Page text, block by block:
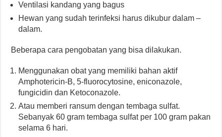
Ventilasi kandang yang bagus
Hewan yang sudah terinfeksi harus dikubur dalam –
dalam.
Beberapa cara pengobatan yang bisa dilakukan.
Menggunakan obat yang memiliki bahan aktif
Amphotericin-B, 5-fluorocytosine, eniconazole,
fungicidin dan Ketoconazole.
Atau memberi ransum dengan tembaga sulfat.
Sebanyak 60 gram tembaga sulfat per 100 gram pakan
selama 6 hari.